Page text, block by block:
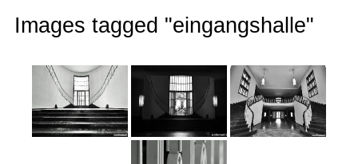
Images tagged "eingangshalle"